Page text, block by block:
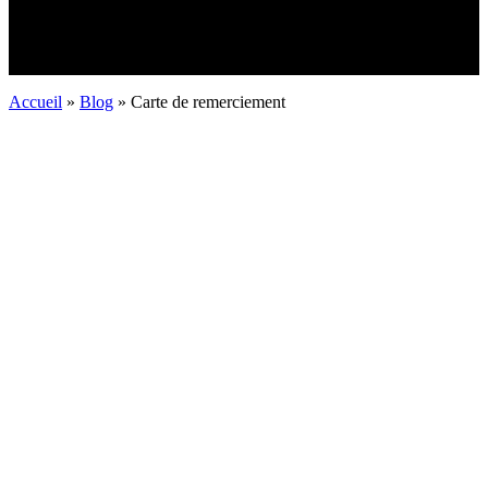
Accueil » Blog » Carte de remerciement